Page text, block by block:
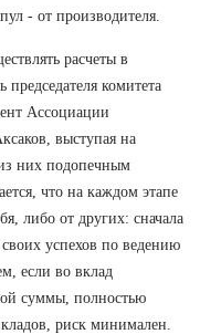
- от производителя.
расчеты в
комитета
Ассоциации
выступая на
них подопечным
что на каждом этапе
либо от других: сначала
успехов по ведению
если во вклад
суммы, полностью
риск минимален.